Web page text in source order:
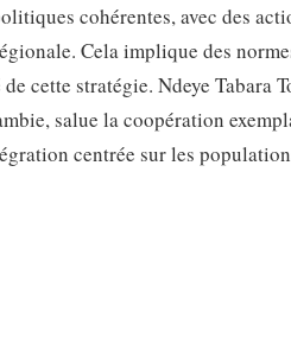
cohérentes, avec des
Cela implique des
cette stratégie. Ndeye Tabara
salue la coopération
centrée sur les